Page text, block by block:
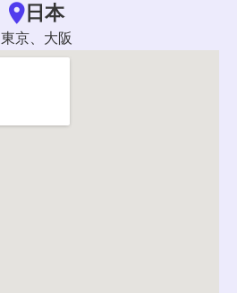
日本
東京、大阪